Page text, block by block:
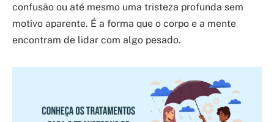
confusão ou até mesmo uma tristeza profunda sem
motivo aparente. É a forma que o corpo e a mente
encontram de lidar com algo pesado.